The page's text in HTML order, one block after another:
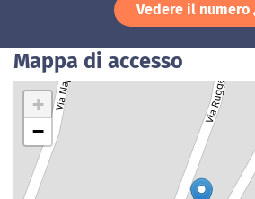
Vedere il numero
Mappa di accesso
+
−